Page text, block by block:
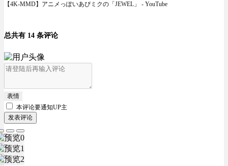
【4K-MMD】アニメっぽいあぴミクの「JEWEL」 - YouTube
总共有 14 条评论
表情
本评论要通知UP主
发表评论